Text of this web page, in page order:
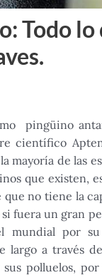
Todo lo
pingüino
científico
mayoría de las
que existen,
no tiene la
fuera un gran
mundial por
largo a través
polluelos,